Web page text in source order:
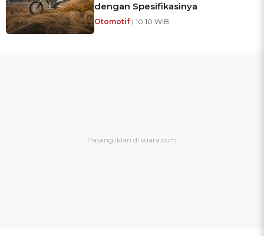
dengan Spesifikasinya
Otomotif | 10:10 WIB